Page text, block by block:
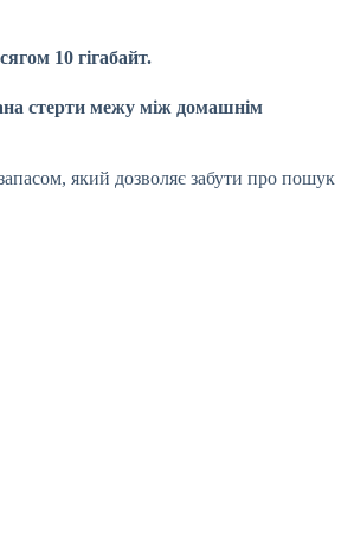
10 гігабайт.
стерти межу між домашнім
який дозволяє забути про пошук